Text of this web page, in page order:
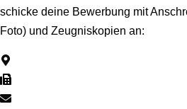
schicke deine Bewerbung mit
Foto) und Zeugniskopien an: